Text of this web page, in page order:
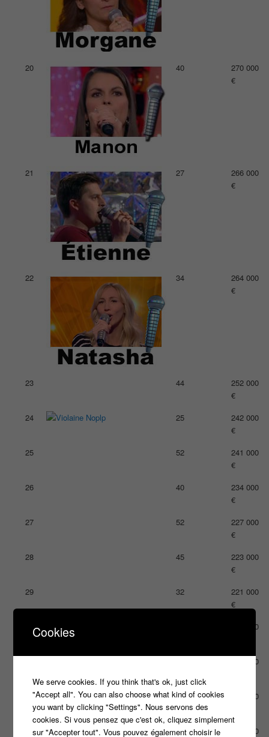
20 40
270 000
€
21 27
266 000
€
22 34
264 000
€
23 44
252 000
€
24
25
242 000
€
25
52
241 000
€
26
40
234 000
€
27
52
227 000
€
28
45
223 000
€
29
32
221 000
€
30
220 000
213 000
32
16
212 000
33
37 203 000
Cookies
We serve cookies. If you think that's ok, just click
"Accept all". You can also choose what kind of cookies
you want by clicking "Settings". Nous servons des
cookies. Si vous pensez que c'est ok, cliquez simplement
sur "Accepter tout". Vous pouvez également choisir le